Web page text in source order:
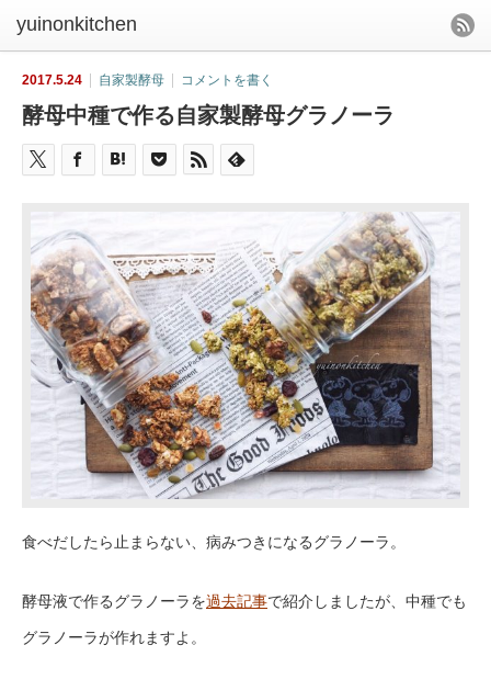
yuinonkitchen
2017.5.24 自家製酵母 コメントを書く
酵母中種で作る自家製酵母グラノーラ
食べだしたら止まらない、病みつきになるグラノーラ。
酵母液で作るグラノーラを過去記事で紹介しましたが、中種でも
グラノーラが作れますよ。